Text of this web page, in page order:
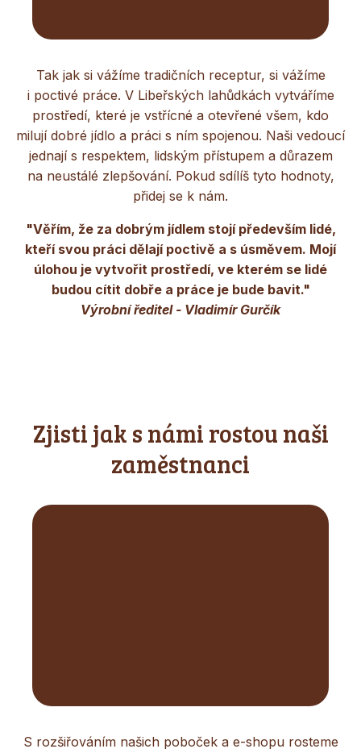
Tak jak si vážíme tradičních receptur, si vážíme
i poctivé práce. V Libeřských lahůdkách vytváříme
prostředí, které je vstřícné a otevřené všem, kdo
milují dobré jídlo a práci s ním spojenou. Naši vedoucí
jednají s respektem, lidským přístupem a důrazem
na neustálé zlepšování. Pokud sdílíš tyto hodnoty,
přidej se k nám.
"Věřím, že za dobrým jídlem stojí především lidé,
kteří svou práci dělají poctivě a s úsměvem. Mojí
úlohou je vytvořit prostředí, ve kterém se lidé
budou cítit dobře a práce je bude bavit."
Výrobní ředitel - Vladimír Gurčík
Zjisti jak s námi rostou naši
zaměstnanci
S rozšiřováním našich poboček a e-shopu rosteme